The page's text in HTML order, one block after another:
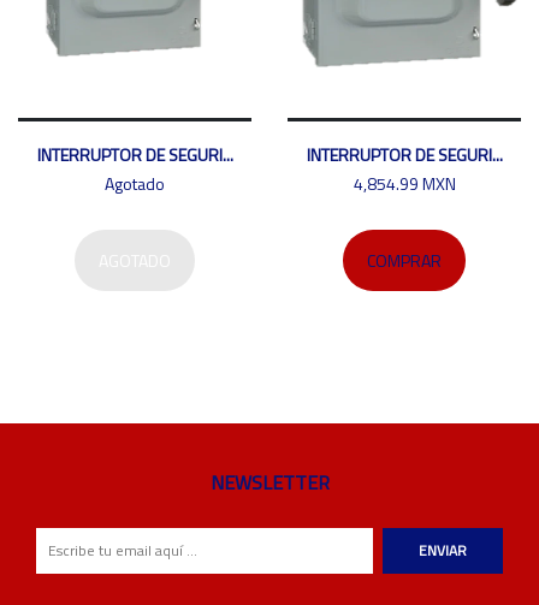
INTERRUPTOR DE SEGURI...
Agotado
INTERRUPTOR DE SEGURI...
4,854.99 MXN
COMPRAR
NEWSLETTER
ENVIAR